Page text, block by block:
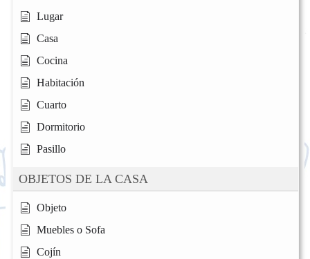
Lugar
Casa
Cocina
Habitación
Cuarto
Dormitorio
Pasillo
OBJETOS DE LA CASA
Objeto
Muebles o Sofa
Cojín